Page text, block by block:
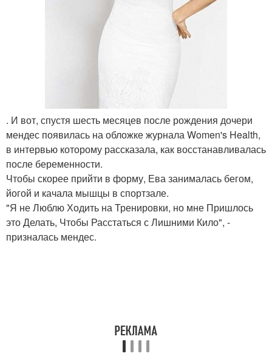
. И вот, спустя шесть месяцев после рождения дочери
мендес появилась на обложке журнала Women's Health,
в интервью которому рассказала, как восстанавливалась
после беременности.
Чтобы скорее прийти в форму, Ева занималась бегом,
йогой и качала мышцы в спортзале.
"Я не Люблю Ходить на Тренировки, но мне Пришлось
это Делать, Чтобы Расстаться с Лишними Кило", -
призналась мендес.